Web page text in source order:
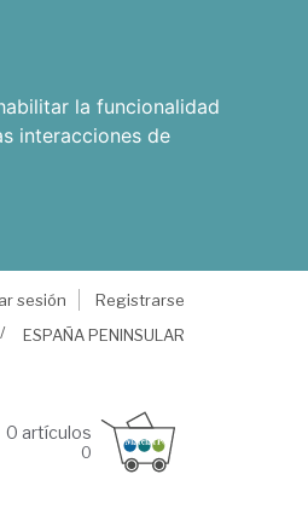
la funcionalidad
interacciones de
sesión
Registrarse
ESPAÑA PENINSULAR
0 artículos
0